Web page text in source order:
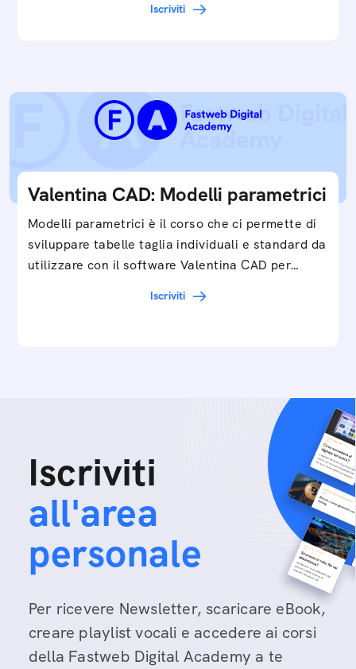
Iscriviti
Valentina CAD: Modelli parametrici
Modelli parametrici è il corso che ci permette di
sviluppare tabelle taglia individuali e standard da
utilizzare con il software Valentina CAD per…
Iscriviti
Iscriviti
all'area
personale
Per ricevere Newsletter, scaricare eBook,
creare playlist vocali e accedere ai corsi
della Fastweb Digital Academy a te